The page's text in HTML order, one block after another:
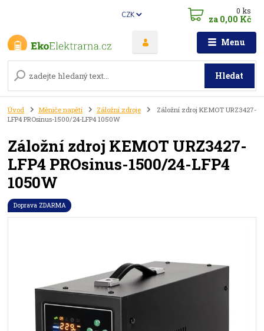
Menu
CZK
Hledat
0ks
za 0,00 Kč
Úvod Měniče napětí Záložní zdroje
Záložní zdroj KEMOT URZ3427-
LFP4 PROsinus-1500/24-LFP4 1050W
Záložní zdroj KEMOT URZ3427-
LFP4 PROsinus-1500/24-LFP4
1050W
Doprava ZDARMA